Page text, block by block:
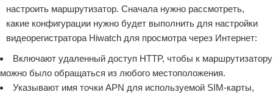
настроить маршрутизатор. Сначала нужно рассмотреть,
какие конфигурации нужно будет выполнить для настройки
видеорегистратора Hiwatch для просмотра через Интернет:
Включают удаленный доступ HTTP, чтобы к маршрутизатору
можно было обращаться из любого местоположения.
Указывают имя точки APN для используемой SIM-карты,